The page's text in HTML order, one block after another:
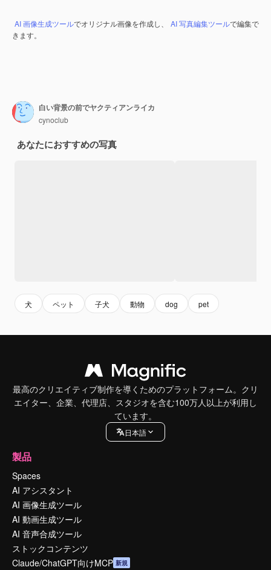
AI 画像生成ツールでオリジナル画像を作成し、 AI 写真編集ツールで編集で
きます。
白い背景の前でヤクティアンライカ
cynoclub
あなたにおすすめの写真
犬 ペット 子犬 動物 dog pet
最高のクリエイティブ制作を導くためのプラットフォーム。クリ
エイター、企業、代理店、スタジオを含む100万人以上が利用し
ています。
日本語
製品
Spaces
AI アシスタント
AI 画像生成ツール
AI 動画生成ツール
AI 音声合成ツール
ストックコンテンツ
Claude/ChatGPT向けMCP 新規